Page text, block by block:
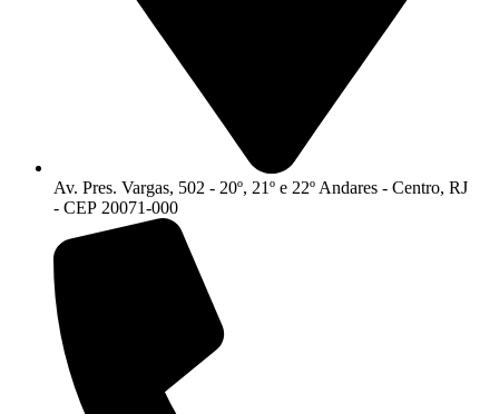
Av. Pres. Vargas, 502 - 20º, 21º e 22º Andares - Centro, RJ
- CEP 20071-000